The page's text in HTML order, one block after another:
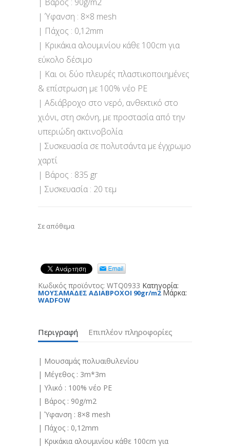
| Ύφανση : 8×8 mesh
| Πάχος : 0,12mm
| Κρικάκια αλουμινίου κάθε 100cm για
εύκολο δέσιμο
| Και οι δύο πλευρές πλαστικοποιημένες
& επίστρωση με 100% νέο PE
| Aδιάβροχο στο νερό, ανθεκτικό στο
χιόνι, στη σκόνη, με προστασία από την
υπεριώδη ακτινοβολία
| Συσκευασία σε πολυτσάντα με έγχρωμο
χαρτί
| Βάρος : 835 gr
| Συσκευασία : 20 τεμ
Σε απόθεμα
Κωδικός προϊόντος: WTQ0933 Κατηγορία:
ΜΟΥΣΑΜΑΔΕΣ ΑΔΙΑΒΡΟΧΟΙ 90gr/m2 Μάρκα:
WADFOW
Περιγραφή Επιπλέον πληροφορίες
| Μουσαμάς πολυαιθυλενίου
| Mέγεθος : 3m*3m
| Υλικό : 100% νέο PE
| Βάρος : 90g/m2
| Ύφανση : 8×8 mesh
| Πάχος : 0,12mm
| Κρικάκια αλουμινίου κάθε 100cm για